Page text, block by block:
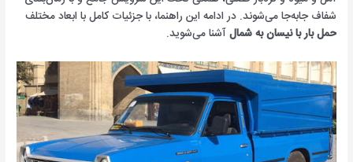
شفاف جابه‌جا می‌شوند. در ادامه این راهنما، با جزئیات کامل با ابعاد مختلف
حمل بار با نیسان به شمالآشنا می‌شوید.